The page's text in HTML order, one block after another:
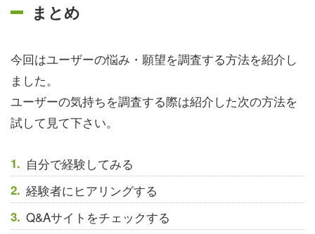
まとめ
今回はユーザーの悩み・願望を調査する方法を紹介し
ました。
ユーザーの気持ちを調査する際は紹介した次の方法を
試して見て下さい。
自分で経験してみる
経験者にヒアリングする
Q&Aサイトをチェックする